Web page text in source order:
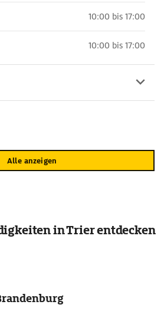
10:00 bis 17:00
10:00 bis 17:00
Alle anzeigen
in Trier entdecken